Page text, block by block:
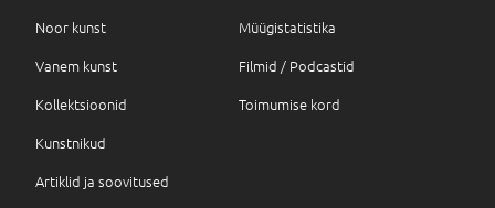
Noor kunst
Vanem kunst
Kollektsioonid
Kunstnikud
Artiklid ja soovitused
Müügistatistika
Filmid / Podcastid
Toimumise kord